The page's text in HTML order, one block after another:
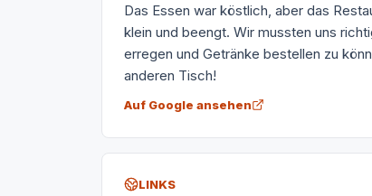
Das Essen war köstlich, aber das
klein und beengt. Wir mussten uns
erregen und Getränke bestellen zu
anderen Tisch!
Auf Google ansehen
LINKS